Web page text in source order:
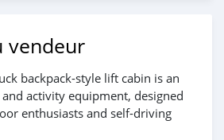
vendeur
backpack-style lift cabin is an
activity equipment, designed
enthusiasts and self-driving